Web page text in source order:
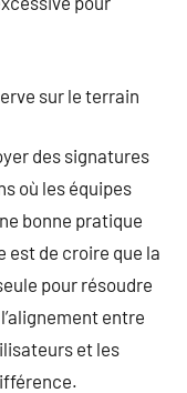
sur le terrain
des signatures
où les équipes
bonne pratique
est de croire que la
pour résoudre
entre
et les